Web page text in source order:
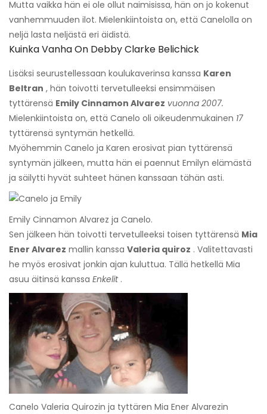
Mutta vaikka hän ei ole ollut naimisissa, hän on jo kokenut
vanhemmuuden ilot. Mielenkiintoista on, että Canelolla on
neljä lasta neljästä eri äidistä.
Kuinka Vanha On Debby Clarke Belichick
Lisäksi seurustellessaan koulukaverinsa kanssa Karen
Beltran , hän toivotti tervetulleeksi ensimmäisen
tyttärensä Emily Cinnamon Alvarez vuonna 2007.
Mielenkiintoista on, että Canelo oli oikeudenmukainen 17
tyttärensä syntymän hetkellä.
Myöhemmin Canelo ja Karen erosivat pian tyttärensä
syntymän jälkeen, mutta hän ei paennut Emilyn elämästä
ja säilytti hyvät suhteet hänen kanssaan tähän asti.
Emily Cinnamon Alvarez ja Canelo.
Sen jälkeen hän toivotti tervetulleeksi toisen tyttärensä Mia
Ener Alvarez mallin kanssa Valeria quiroz . Valitettavasti
he myös erosivat jonkin ajan kuluttua. Tällä hetkellä Mia
asuu äitinsä kanssa Enkelit .
Canelo Valeria Quirozin ja tyttären Mia Ener Alvarezin